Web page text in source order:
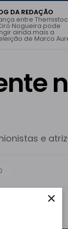
×
DA REDAÇÃO
entre
Nogueira pode
ainda mais a
de Marco
e